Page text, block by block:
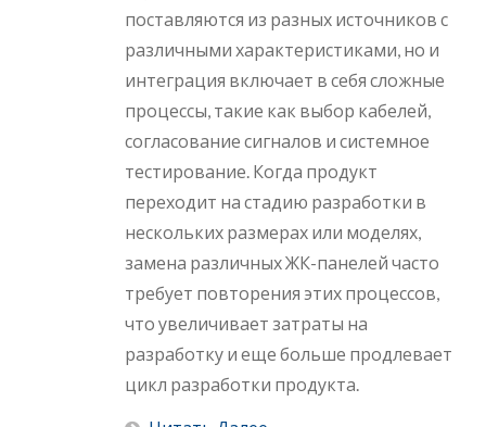
поставляются из разных источников с
различными характеристиками, но и
интеграция включает в себя сложные
процессы, такие как выбор кабелей,
согласование сигналов и системное
тестирование. Когда продукт
переходит на стадию разработки в
нескольких размерах или моделях,
замена различных ЖК-панелей часто
требует повторения этих процессов,
что увеличивает затраты на
разработку и еще больше продлевает
цикл разработки продукта.